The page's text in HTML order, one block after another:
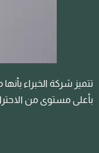
تتميز شركة الخبراء
بأعلى مستوى من